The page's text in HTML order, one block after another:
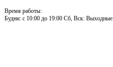
Время работы:
Будни: c 10:00 до 19:00 Сб, Вск: Выходные.